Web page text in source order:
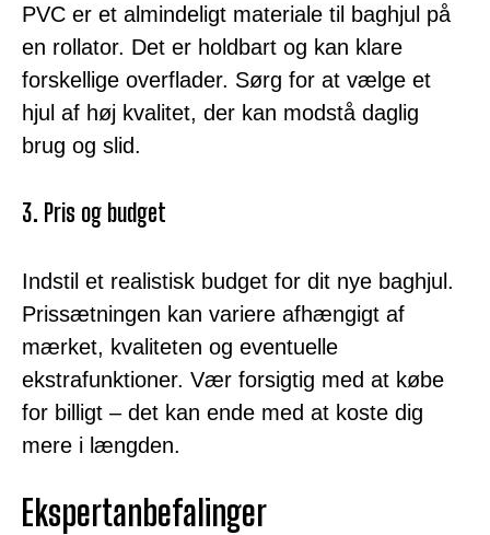
PVC er et almindeligt materiale til baghjul på
en rollator. Det er holdbart og kan klare
forskellige overflader. Sørg for at vælge et
hjul af høj kvalitet, der kan modstå daglig
brug og slid.
3. Pris og budget
Indstil et realistisk budget for dit nye baghjul.
Prissætningen kan variere afhængigt af
mærket, kvaliteten og eventuelle
ekstrafunktioner. Vær forsigtig med at købe
for billigt – det kan ende med at koste dig
mere i længden.
Ekspertanbefalinger